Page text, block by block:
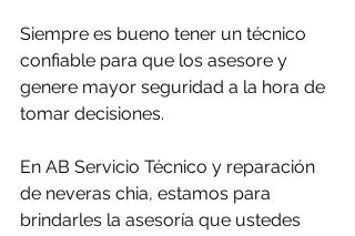
Siempre es bueno tener un técnico
confiable para que los asesore y
genere mayor seguridad a la hora de
tomar decisiones.
En AB Servicio Técnico y reparación
de neveras chia, estamos para
brindarles la asesoría que ustedes